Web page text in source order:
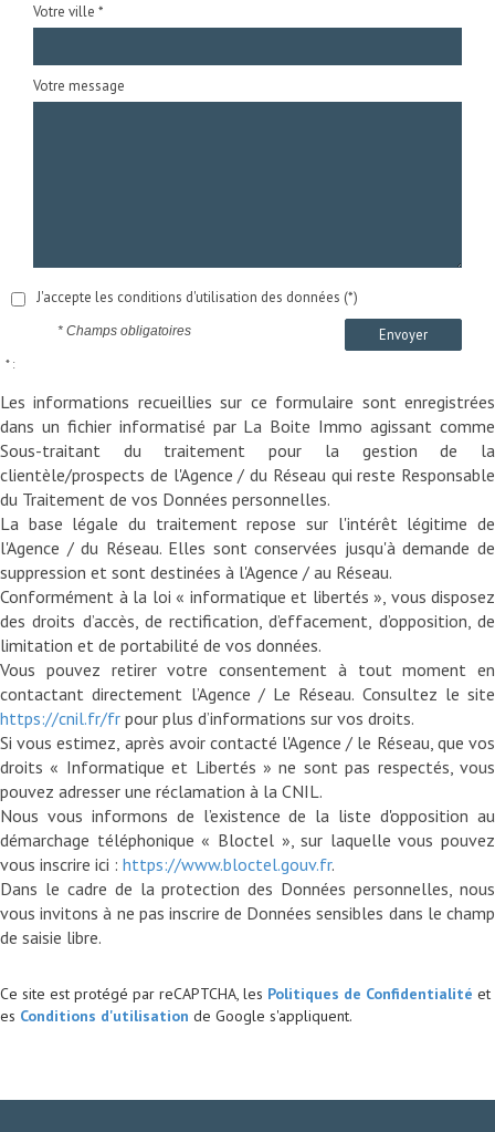
Votre ville *
Votre message
J'accepte les conditions d'utilisation des données (*)
Envoyer
* Champs obligatoires
* :
Les informations recueillies sur ce formulaire sont enregistrées
dans un fichier informatisé par La Boite Immo agissant comme
Sous-traitant du traitement pour la gestion de la
clientèle/prospects de l'Agence / du Réseau qui reste Responsable
du Traitement de vos Données personnelles.
La base légale du traitement repose sur l'intérêt légitime de
l'Agence / du Réseau. Elles sont conservées jusqu'à demande de
suppression et sont destinées à l'Agence / au Réseau.
Conformément à la loi « informatique et libertés », vous disposez
des droits d’accès, de rectification, d’effacement, d’opposition, de
limitation et de portabilité de vos données.
Vous pouvez retirer votre consentement à tout moment en
contactant directement l’Agence / Le Réseau. Consultez le site
https://cnil.fr/fr pour plus d’informations sur vos droits.
Si vous estimez, après avoir contacté l'Agence / le Réseau, que vos
droits « Informatique et Libertés » ne sont pas respectés, vous
pouvez adresser une réclamation à la CNIL.
Nous vous informons de l’existence de la liste d'opposition au
démarchage téléphonique « Bloctel », sur laquelle vous pouvez
vous inscrire ici : https://www.bloctel.gouv.fr.
Dans le cadre de la protection des Données personnelles, nous
vous invitons à ne pas inscrire de Données sensibles dans le champ
Ce site est protégé par reCAPTCHA, les Politiques de Confidentialité et
es Conditions d'utilisation de Google s'appliquent.